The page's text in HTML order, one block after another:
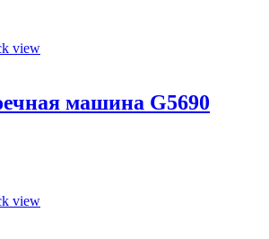
view
машина G5690
view